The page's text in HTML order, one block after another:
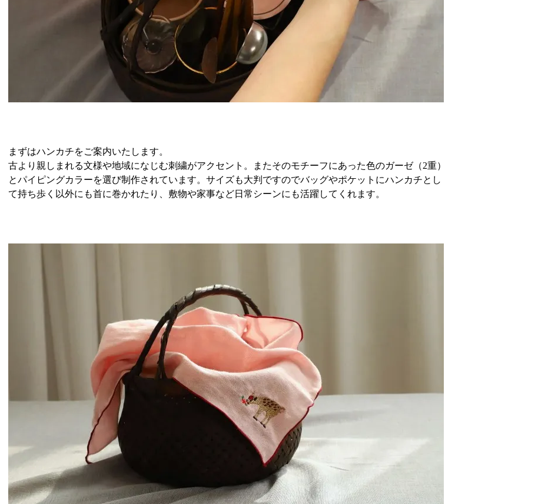
まずはハンカチをご案内いたします。
古より親しまれる文様や地域になじむ刺繍がアクセント。またそのモチーフにあった色のガーゼ（2重）
とパイピングカラーを選び制作されています。サイズも大判ですのでバッグやポケットにハンカチとし
て持ち歩く以外にも首に巻かれたり、敷物や家事など日常シーンにも活躍してくれます。